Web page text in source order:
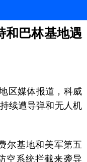
和巴林基地遇
区媒体报道，科威
续遭导弹和无人机
尔基地和美军第五
空系统拦截来袭导